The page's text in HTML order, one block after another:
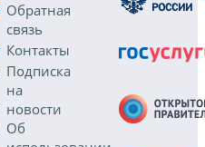
Обратная
связь
Контакты
Подписка
на
новости
Об